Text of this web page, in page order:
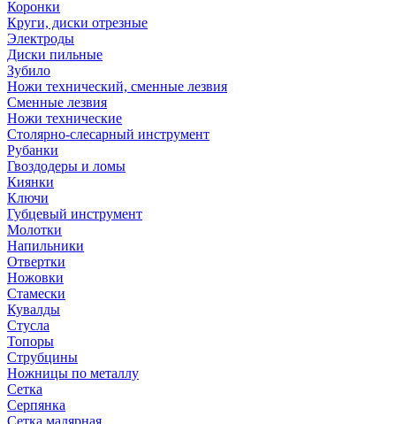
Коронки
Круги, диски отрезные
Электроды
Диски пильные
Зубило
Ножи технический, сменные лезвия
Сменные лезвия
Ножи технические
Столярно-слесарный инструмент
Рубанки
Гвоздодеры и ломы
Киянки
Ключи
Губцевый инструмент
Молотки
Напильники
Отвертки
Ножовки
Стамески
Кувалды
Стусла
Топоры
Струбцины
Ножницы по металлу
Сетка
Серпянка
Сетка малярная